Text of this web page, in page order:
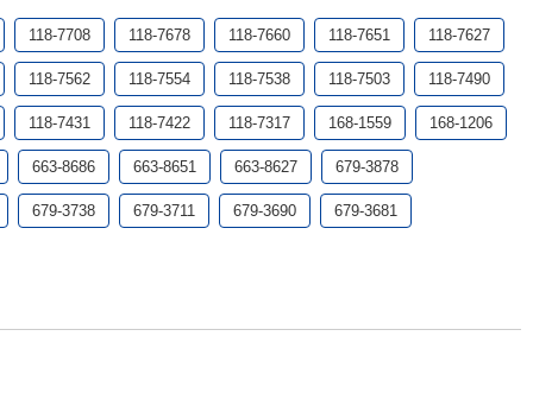
118-7708 118-7678 118-7660 118-7651 118-7627
118-7562 118-7554 118-7538 118-7503 118-7490
118-7431 118-7422 118-7317 168-1559 168-1206
663-8686 663-8651 663-8627 679-3878
679-3738 679-3711 679-3690 679-3681